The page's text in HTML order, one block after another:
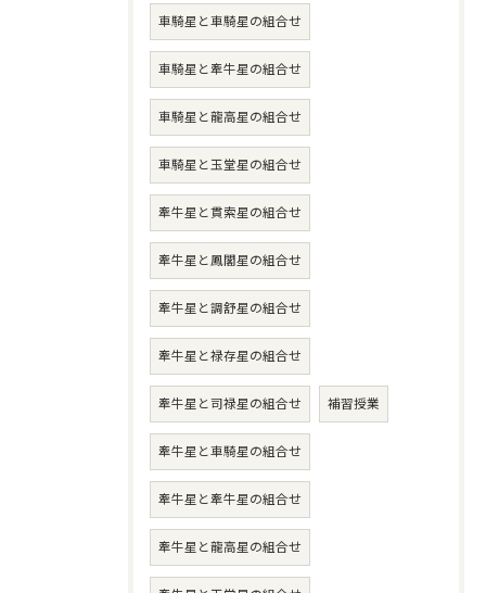
車騎星と車騎星の組合せ
車騎星と牽牛星の組合せ
車騎星と龍高星の組合せ
車騎星と玉堂星の組合せ
牽牛星と貫索星の組合せ
牽牛星と鳳閣星の組合せ
牽牛星と調舒星の組合せ
牽牛星と禄存星の組合せ
牽牛星と司禄星の組合せ 補習授業
牽牛星と車騎星の組合せ
牽牛星と牽牛星の組合せ
牽牛星と龍高星の組合せ